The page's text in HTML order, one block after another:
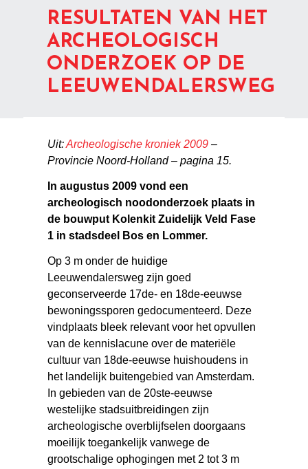
RESULTATEN VAN HET
ARCHEOLOGISCH
ONDERZOEK OP DE
LEEUWENDALERSWEG
Uit:Archeologische kroniek 2009 –
Provincie Noord-Holland– pagina 15.
In augustus 2009 vond een
archeologisch noodonderzoek plaats in
de bouwput Kolenkit Zuidelijk Veld Fase
1 in stadsdeel Bos en Lommer.
Op 3 m onder de huidige
Leeuwendalersweg zijn goed
geconserveerde 17de- en 18de-eeuwse
bewoningssporen gedocumenteerd. Deze
vindplaats bleek relevant voor het opvullen
van de kennislacune over de materiële
cultuur van 18de-eeuwse huishoudens in
het landelijk buitengebied van Amsterdam.
In gebieden van de 20ste-eeuwse
westelijke stadsuitbreidingen zijn
archeologische overblijfselen doorgaans
moeilijk toegankelijk vanwege de
grootschalige ophogingen met 2 tot 3 m